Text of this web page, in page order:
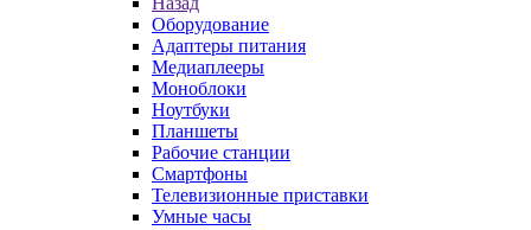
Оборудование
Адаптеры питания
Медиаплееры
Моноблоки
Ноутбуки
Планшеты
Рабочие станции
Смартфоны
Телевизионные приставки
Умные часы